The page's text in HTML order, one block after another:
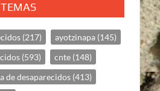
TEMAS
(217) ayotzinapa (145)
(593) cnte (148)
de desaparecidos (413)